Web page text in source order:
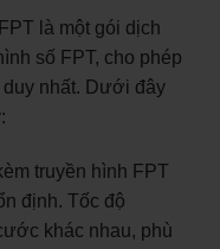
là một gói dịch
số FPT, cho phép
duy nhất. Dưới đây
truyền hình FPT
định. Tốc độ
khác nhau, phù